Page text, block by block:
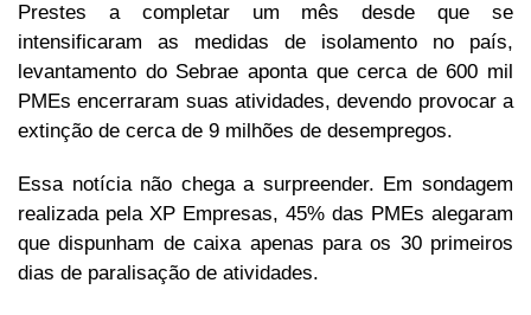
Prestes a completar um mês desde que se
intensificaram as medidas de isolamento no país,
levantamento do Sebrae aponta que cerca de 600 mil
PMEs encerraram suas atividades, devendo provocar a
extinção de cerca de 9 milhões de desempregos.
Essa notícia não chega a surpreender. Em sondagem
realizada pela XP Empresas, 45% das PMEs alegaram
que dispunham de caixa apenas para os 30 primeiros
dias de paralisação de atividades.